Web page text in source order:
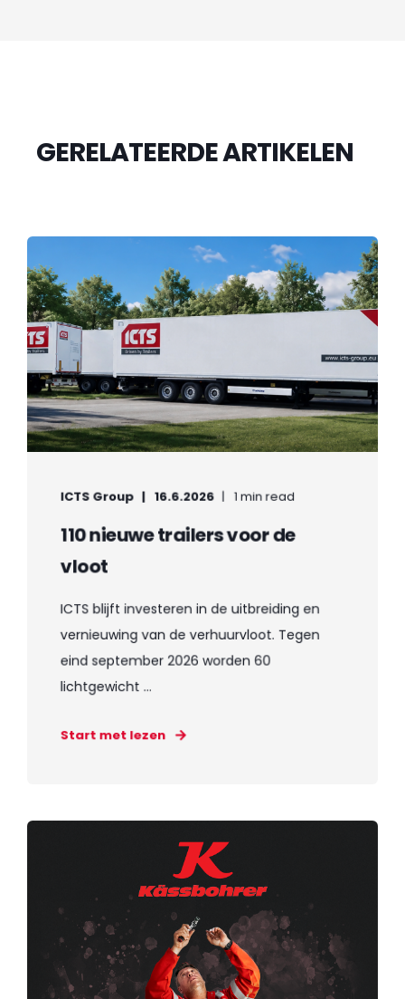
GERELATEERDE ARTIKELEN
ICTS Group 16.6.2026 1 min read
110 nieuwe trailers voor de
vloot
ICTS blijft investeren in de uitbreiding en
vernieuwing van de verhuurvloot. Tegen
eind september 2026 worden 60
lichtgewicht ...
Start met lezen